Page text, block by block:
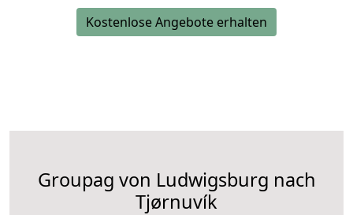
Kostenlose Angebote erhalten
Groupag von Ludwigsburg nach
Tjørnuvík